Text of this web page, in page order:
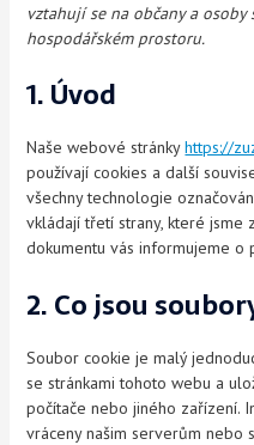
vztahují se na občany a
hospodářském prostoru.
1. Úvod
Naše webové stránkyhttps://
používají cookies a další
všechny technologie
vkládají třetí strany, které jsme
dokumentu vás informujeme o
2. Co jsou
Soubor cookie je malý
se stránkami tohoto webu a
počítače nebo jiného zařízení.
vráceny našim serverům nebo